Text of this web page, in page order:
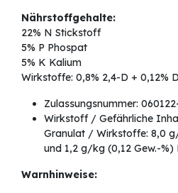
Nährstoffgehalte:
22% N Stickstoff
5% P Phospat
5% K Kalium
Wirkstoffe: 0,8% 2,4-D + 0,12%
Zulassungsnummer:
Wirkstoff / Gefährliche
Granulat / Wirkstoffe: 8,0
und 1,2 g/kg (0,12 Gew.-
Warnhinweise: